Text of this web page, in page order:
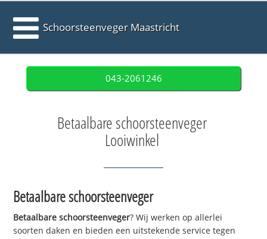
Schoorsteenveger Maastricht
043-2061246
Betaalbare schoorsteenveger
Looiwinkel
Betaalbare schoorsteenveger
Betaalbare schoorsteenveger? Wij werken op allerlei
soorten daken en bieden een uitstekende service tegen